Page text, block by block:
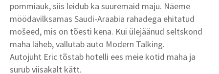
pommiauk, siis leidub ka suuremaid maju. Näeme
möödavilksamas Saudi-Araabia rahadega ehitatud
mošeed, mis on tõesti kena. Kui ülejäänud seltskond
maha läheb, vallutab auto Modern Talking.
Autojuht Eric tõstab hotelli ees meie kotid maha ja
surub viisakalt kätt.